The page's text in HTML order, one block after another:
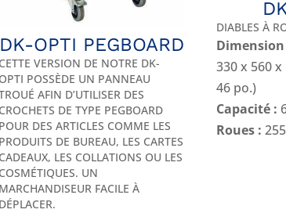
DK-OPTI PEGBOARD
CETTE VERSION DE NOTRE DK-
OPTI POSSÈDE UN PANNEAU
AFIN D’UTILISER DES
CROCHETS DE TYPE PEGBOARD
POUR DES ARTICLES COMME LES
PRODUITS DE BUREAU, LES CARTES
CADEAUX, LES COLLATIONS OU LES
COSMÉTIQUES. UN
MARCHANDISEUR FACILE À
DÉPLACER.
DIABLES À
Dimension
330 x 560
46 po.)
Capacité :
Roues :